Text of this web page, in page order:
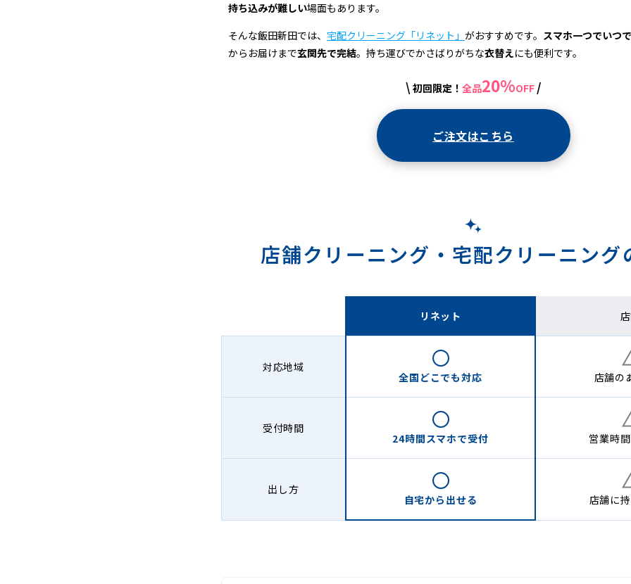
持ち込みが難しい場面もあります。
そんな飯田新田では、 宅配クリーニング「リネット」 がおすすめです。 スマホ一つでいつ
からお届けまで玄関先で完結。持ち運びでかさばりがちな衣替えにも便利です。
\ 初回限定！ 全品20%OFF /
ご注文はこちら
店舗クリーニング・ 宅配クリーニング
リネット
対応地域
全国どこでも対応 店舗の
受付時間
24時間スマホで受付 営業時
出し方
自宅から 出せる 店舗に